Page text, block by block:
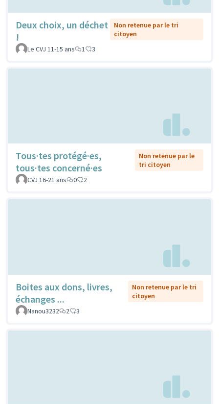
Deux choix, un déchet
!
Non retenue par le tri
citoyen
Le CVJ 11-15 ans
1 3
Tous·tes protégé·es,
tous·tes concerné·es
Non retenue par le
tri citoyen
CVJ 16-21 ans
0 2
Boites aux dons, livres,
échanges ...
Non retenue par le tri
citoyen
Nanou3232
2 3